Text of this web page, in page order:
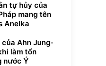
tự hủy của
mang tên
Anelka
của Ahn Jung-
làm tổn
nước Ý